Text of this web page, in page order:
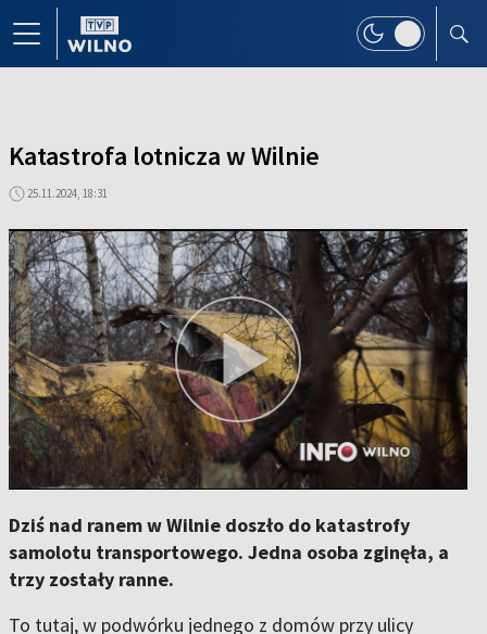
Katastrofa lotnicza w Wilnie
25.11.2024, 18:31
Dziś nad ranem w Wilnie doszło do katastrofy
samolotu transportowego. Jedna osoba zginęła, a
trzy zostały ranne.
To tutaj, w podwórku jednego z domów przy ulicy